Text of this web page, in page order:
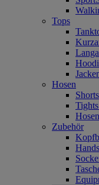
Tops
Hosen
Shorts
Hosen
Zubehör